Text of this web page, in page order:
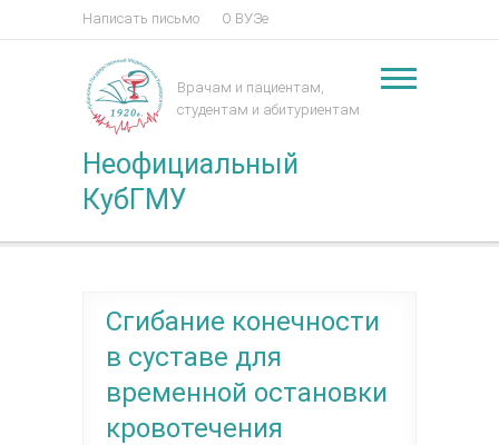
Написать письмо О ВУЗе
Неофициальный
КубГМУ
Врачам и пациентам,
студентам и абитуриентам
Сгибание конечности
в суставе для
временной остановки
кровотечения